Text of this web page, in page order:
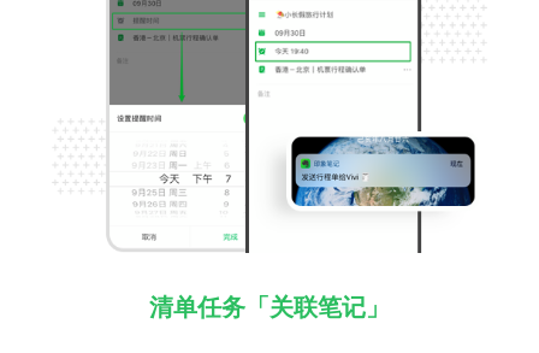
清单任务「关联笔记」